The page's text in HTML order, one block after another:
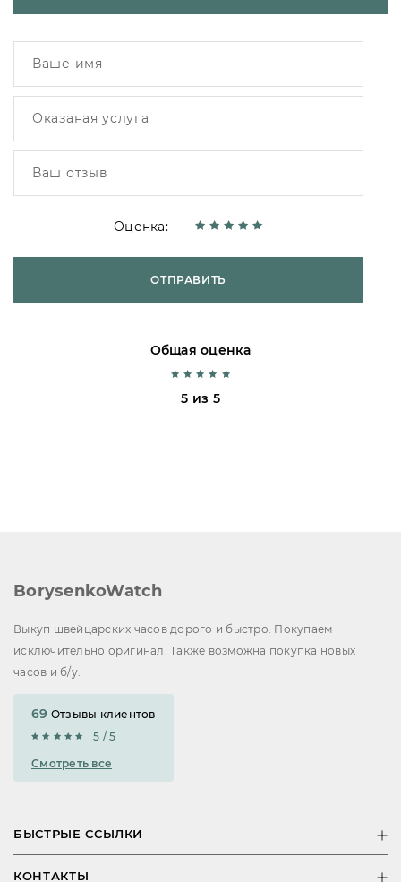
Оценка:
ОТПРАВИТЬ
Общая оценка
5 из 5
BorysenkoWatch
Выкуп швейцарских часов дорого и быстро. Покупаем
исключительно оригинал. Также возможна покупка новых
часов и б/у.
69 Отзывы клиентов
5 / 5
Смотреть все
БЫСТРЫЕ ССЫЛКИ
КОНТАКТЫ